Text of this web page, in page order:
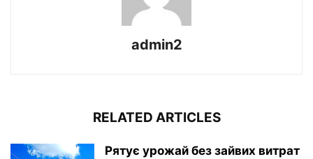
admin2
RELATED ARTICLES
Рятує урожай без зайвих витрат